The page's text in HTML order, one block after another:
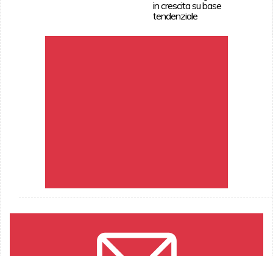
in crescita su base
tendenziale